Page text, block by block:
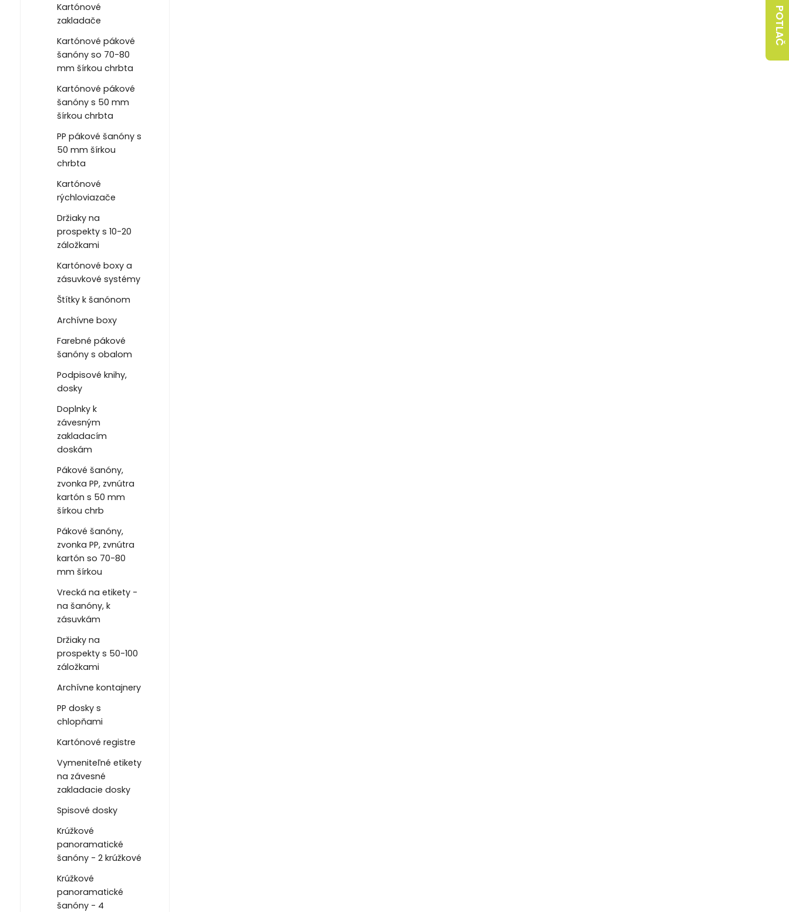
Kartónové
zakladače
Kartónové pákové
šanóny so 70-80
mm šírkou chrbta
Kartónové pákové
šanóny s 50 mm
šírkou chrbta
PP pákové šanóny s
50 mm šírkou
chrbta
Kartónové
rýchloviazače
Držiaky na
prospekty s 10-20
záložkami
Kartónové boxy a
zásuvkové systémy
Štítky k šanónom
Archívne boxy
Farebné pákové
šanóny s obalom
Podpisové knihy,
dosky
Doplnky k
závesným
zakladacím
doskám
Pákové šanóny,
zvonka PP, zvnútra
kartón s 50 mm
šírkou chrb
Pákové šanóny,
zvonka PP, zvnútra
kartón so 70-80
mm šírkou
Vrecká na etikety -
na šanóny, k
zásuvkám
Držiaky na
prospekty s 50-100
záložkami
Archívne kontajnery
PP dosky s
chlopňami
Kartónové registre
Vymeniteľné etikety
na závesné
zakladacie dosky
Spisové dosky
Krúžkové
panoramatické
šanóny - 2 krúžkové
Krúžkové
panoramatické
šanóny - 4
POTLAČ